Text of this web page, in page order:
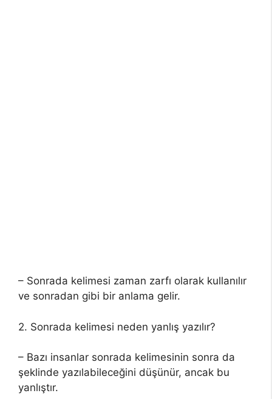
– Sonrada kelimesi zaman zarfı olarak kullanılır
ve sonradan gibi bir anlama gelir.
2. Sonrada kelimesi neden yanlış yazılır?
– Bazı insanlar sonrada kelimesinin sonra da
şeklinde yazılabileceğini düşünür, ancak bu
yanlıştır.